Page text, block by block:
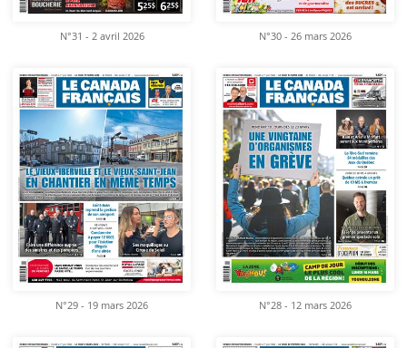
N°31 - 2 avril 2026 N°30 - 26 mars 2026
N°29 - 19 mars 2026 N°28 - 12 mars 2026